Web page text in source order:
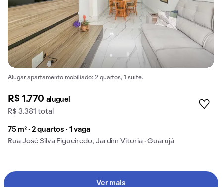
Alugar apartamento mobiliado: 2 quartos, 1 suíte.
R$ 1.770 aluguel
R$ 3.381 total
75 m² · 2 quartos · 1 vaga
Rua José Silva Figueiredo, Jardim Vitoria · Guarujá
Ver mais